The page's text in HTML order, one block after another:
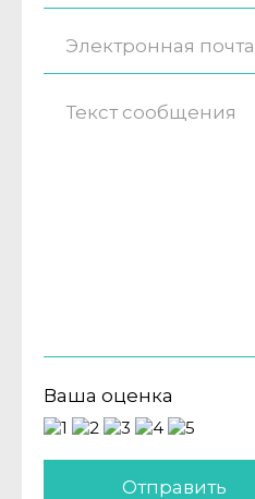
Ваша оценка
Отправить